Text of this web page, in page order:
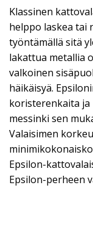
Klassinen
helppo laskea tai
työntämällä sitä
lakattua metallia
valkoinen
häikäisyä.
koristerenkaita ja
messinki sen
Valaisimen
Epsilon-
Epsilon-perheen